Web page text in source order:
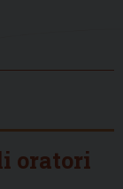
oratori